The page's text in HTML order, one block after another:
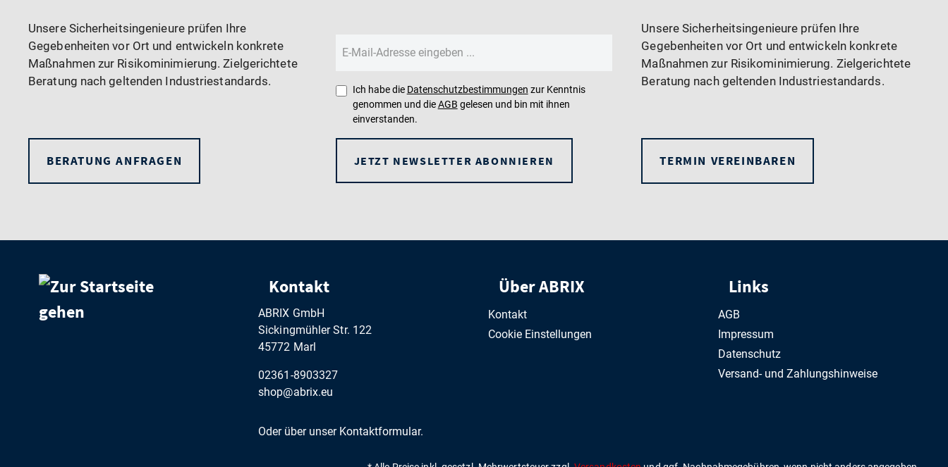
Unsere Sicherheitsingenieure prüfen Ihre
Gegebenheiten vor Ort und entwickeln konkrete
Maßnahmen zur Risikominimierung. Zielgerichtete
Beratung nach geltenden Industriestandards.
BERATUNG ANFRAGEN
Ich habe die Datenschutzbestimmungen zur Kenntnis
genommen und dieAGB gelesen und bin mit ihnen
einverstanden.
JETZT NEWSLETTER ABONNIEREN
Unsere Sicherheitsingenieure prüfen Ihre
Gegebenheiten vor Ort und entwickeln konkrete
Maßnahmen zur Risikominimierung. Zielgerichtete
Beratung nach geltenden Industriestandards.
TERMIN VEREINBAREN
Kontakt
ABRIX GmbH
Sickingmühler Str. 122
45772 Marl
02361-8903327
shop@abrix.eu
Oder über unser Kontaktformular.
Über ABRIX
Kontakt
Cookie Einstellungen
Links
AGB
Impressum
Datenschutz
Versand- und Zahlungshinweise